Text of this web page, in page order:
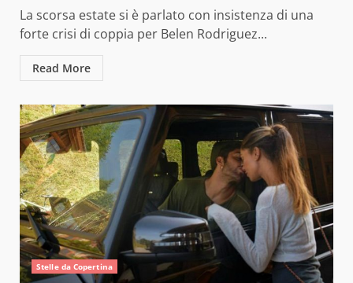
La scorsa estate si è parlato con insistenza di una
forte crisi di coppia per Belen Rodriguez...
Read More
Stelle da Copertina